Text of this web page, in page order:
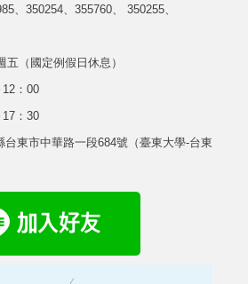
350254、355760、 350255、
（國定例假日休息）
：00
：30
市中華路一段684號（臺東大學-台東